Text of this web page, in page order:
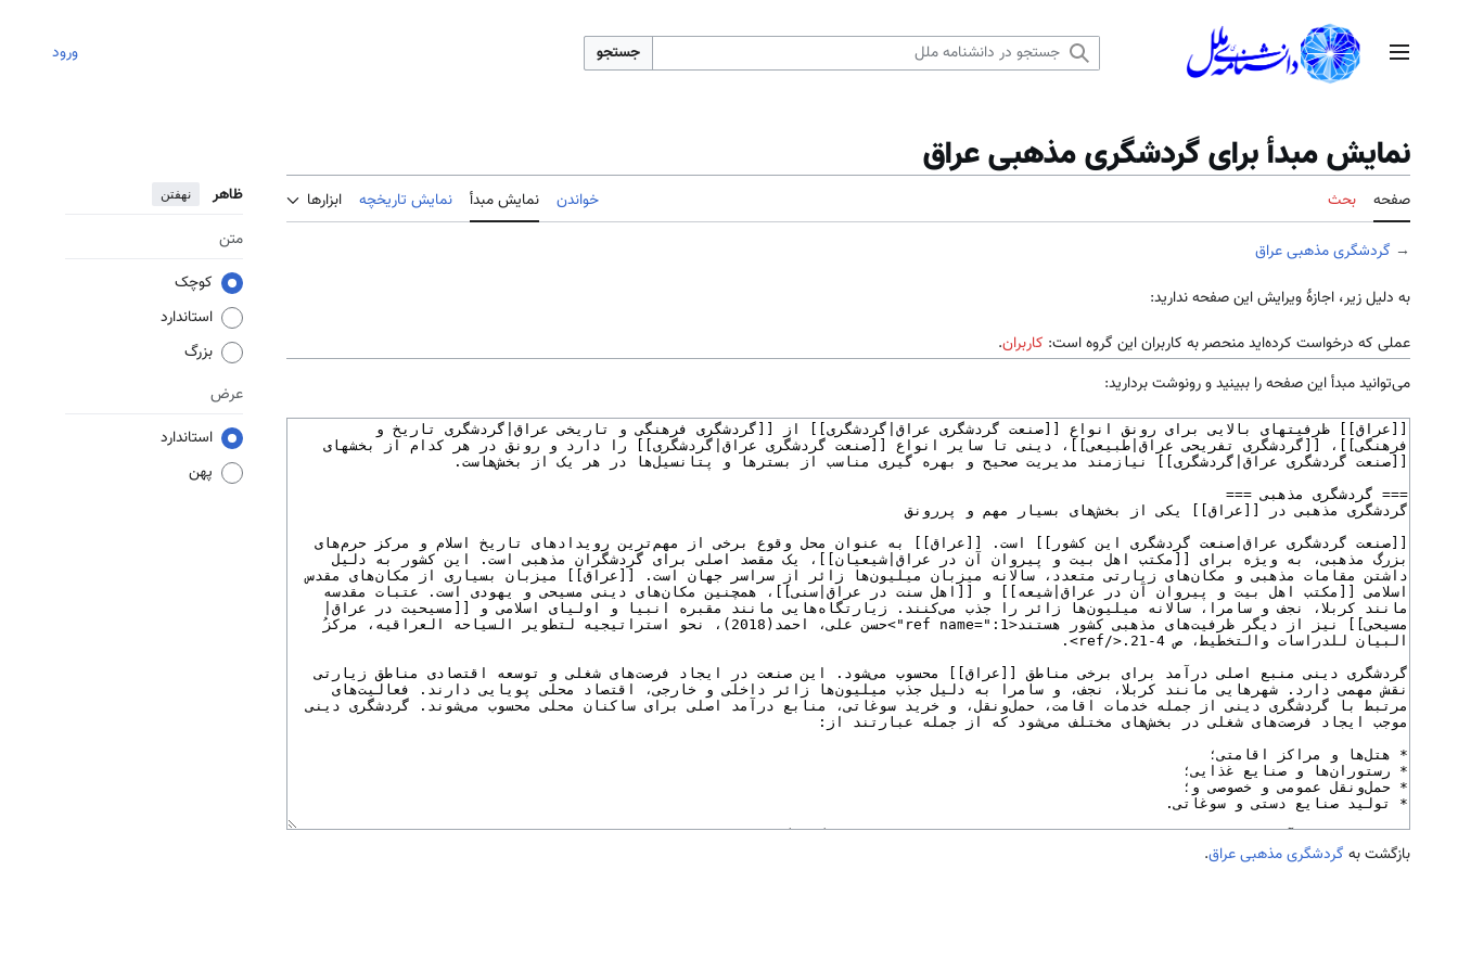
منوی اصلی جستجو ورود
نمایش مبدأ برای گردشگری مذهبی عراق
صفحه بحث خواندن نمایش مبدأ نمایش تاریخچه ابزارها ظاهر نهفتن
متن
کوچک
استاندارد
بزرگ
عرض
استاندارد
پهن
→ گردشگری مذهبی عراق
به دلیل زیر، اجازهٔ ویرایش این صفحه ندارید:
عملی که درخواست کرده‌اید منحصر به کاربران این گروه است: کاربران.
می‌توانید مبدأ این صفحه را ببینید و رونوشت بردارید:
بازگشت به گردشگری مذهبی عراق.